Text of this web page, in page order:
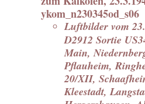
ykom_n230345od_s06
Luftbilder vom
D2912 Sortie
Main,
Pflauheim,
20/XII,
Kleestadt,